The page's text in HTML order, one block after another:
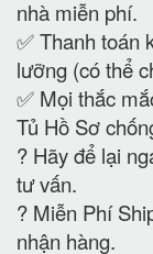
nhà miễn phí.
✅ Thanh toán
lưỡng (có thể
✅ Mọi thắc
Tủ Hồ Sơ
? Hãy để lại
tư vấn.
? Miễn Phí
nhận hàng.